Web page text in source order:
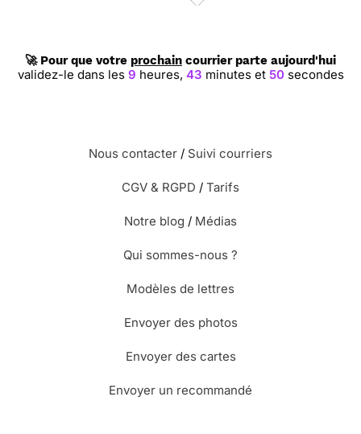
🚀 Pour que votre prochain courrier parte aujourd'hui
validez-le dans les 9 heures, 43 minutes et 49 secondes
Nous contacter / Suivi courriers
CGV & RGPD / Tarifs
Notre blog / Médias
Qui sommes-nous ?
Modèles de lettres
Envoyer des photos
Envoyer des cartes
Envoyer un recommandé